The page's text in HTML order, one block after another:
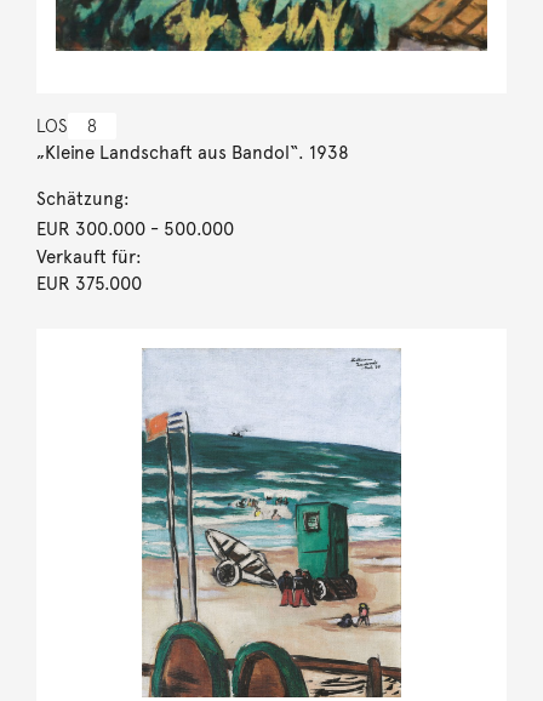
LOS 8
„Kleine Landschaft aus Bandol“. 1938
Schätzung:
EUR 300.000- 500.000
Verkauft für:
EUR 375.000